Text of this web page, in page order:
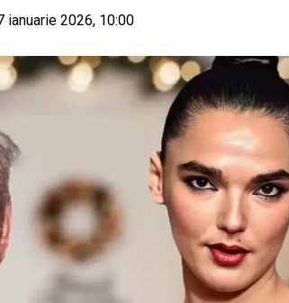
ianuarie 2026, 10:00